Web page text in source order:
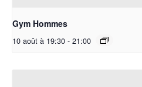
Gym Hommes
10 août à 19:30 - 21:00